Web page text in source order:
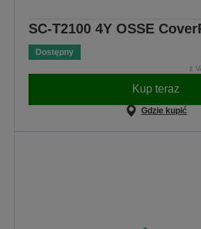
SC-T2100 4Y OSSE
Dostępny
z
Kup teraz
Gdzie kupić